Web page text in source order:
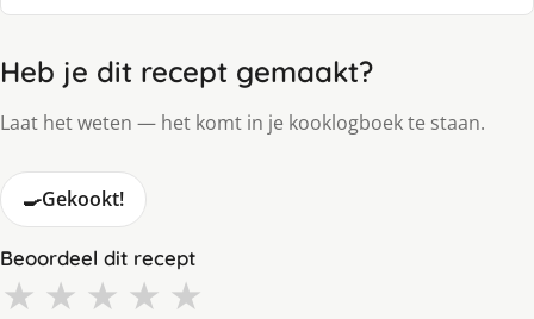
Heb je dit recept gemaakt?
Laat het weten — het komt in je kooklogboek te staan.
🍳Gekookt!
Beoordeel dit recept
★ ★ ★ ★ ★